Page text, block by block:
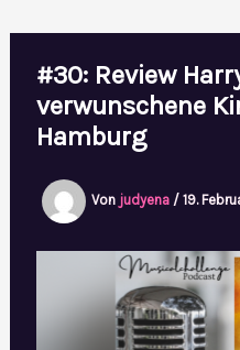
springen#30: Review
verwunschene
Hamburg
Von judyena /19.